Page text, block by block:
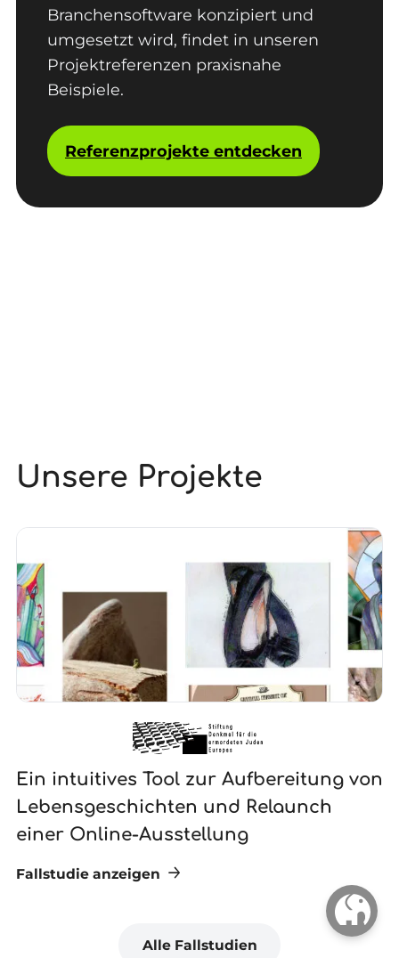
Branchensoftware konzipiert und
umgesetzt wird, findet in unseren
Projektreferenzen praxisnahe
Beispiele.
Referenzprojekte entdecken
Unsere Projekte
Ein intuitives Tool zur Aufbereitung von
Lebensgeschichten und Relaunch
einer Online-Ausstellung
Fallstudie anzeigen
Alle Fallstudien